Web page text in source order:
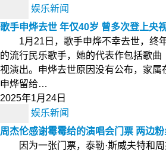
娱乐新闻
歌手申烨去世 年仅40岁 曾多次登上央
1月21日，歌手申烨不幸去世，终
的流行民乐歌手，她的代表作包括歌
视演出。申烨去世原因没有公布，家属
申烨留给…
2025年1月24日
娱乐新闻
周杰伦感谢霉霉给的演唱会门票 两边
因为一张门票，泰勒·斯威夫特和周